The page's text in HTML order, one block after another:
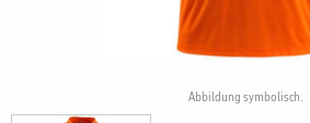
Abbildung symbolisch.